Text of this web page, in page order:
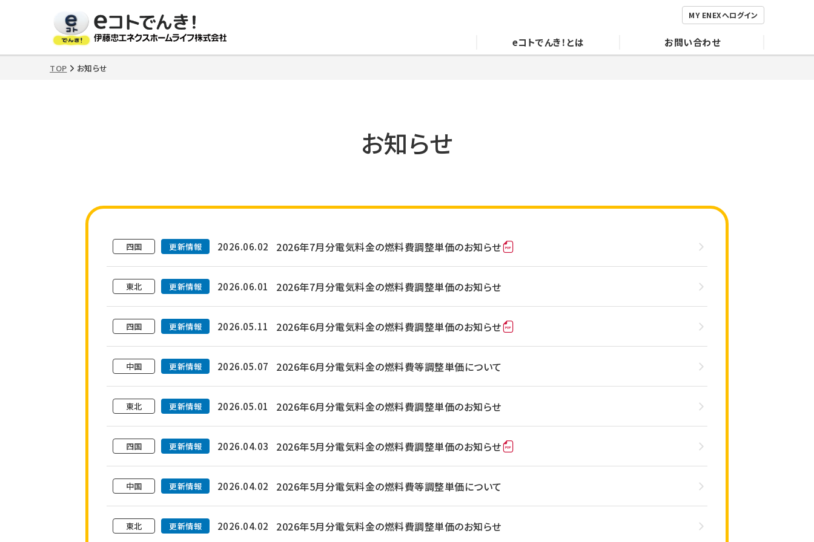
MY ENEXへログイン
eコトでんき！とは お問い合わせ
TOP> お知らせ
お知らせ
四国 更新情報 2026.06.02 2026年7月分電気料金の燃料費調整単価のお知らせ
東北 更新情報 2026.06.01 2026年7月分電気料金の燃料費調整単価のお知らせ
四国 更新情報 2026.05.11 2026年6月分電気料金の燃料費調整単価のお知らせ
中国 更新情報 2026.05.07 2026年6月分電気料金の燃料費等調整単価について
東北 更新情報 2026.05.01 2026年6月分電気料金の燃料費調整単価のお知らせ
四国 更新情報 2026.04.03 2026年5月分電気料金の燃料費調整単価のお知らせ
中国 更新情報 2026.04.02 2026年5月分電気料金の燃料費等調整単価について
東北 更新情報 2026.04.02 2026年5月分電気料金の燃料費調整単価のお知らせ